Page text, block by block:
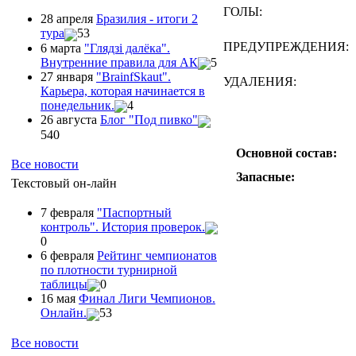
28 апреля Бразилия - итоги 2
тура
53
6 марта "Глядзi далёка".
Внутренние правила для АК
5
27 января "ВrainfSkaut".
Карьера, которая начинается в
понедельник.
4
26 августа Блог "Под пивко"
540
Все новости
Текстовый он-лайн
7 февраля "Паспортный
контроль". История проверок.
0
6 февраля Рейтинг чемпионатов
по плотности турнирной
таблицы
0
16 мая Финал Лиги Чемпионов.
Онлайн.
53
Все новости
ГОЛЫ:
ПРЕДУПРЕЖДЕНИЯ:
УДАЛЕНИЯ:
Основной состав:
Запасные: